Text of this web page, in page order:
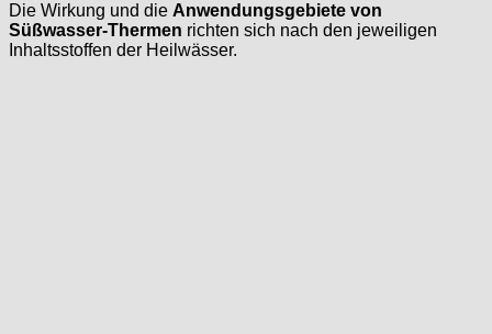
Die Wirkung und die Anwendungsgebiete von
Süßwasser-Thermen richten sich nach den jeweiligen
Inhaltsstoffen der Heilwässer.